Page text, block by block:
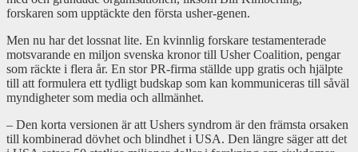
forskaren som upptäckte den första usher-genen.
Men nu har det lossnat lite. En kvinnlig forskare testamenterade
motsvarande en miljon svenska kronor till Usher Coalition, pengar
som räckte i flera år. En stor PR-firma ställde upp gratis och hjälpte
till att formulera ett tydligt budskap som kan kommuniceras till såväl
myndigheter som media och allmänhet.
– Den korta versionen är att Ushers syndrom är den främsta orsaken
till kombinerad dövhet och blindhet i USA. Den längre säger att det